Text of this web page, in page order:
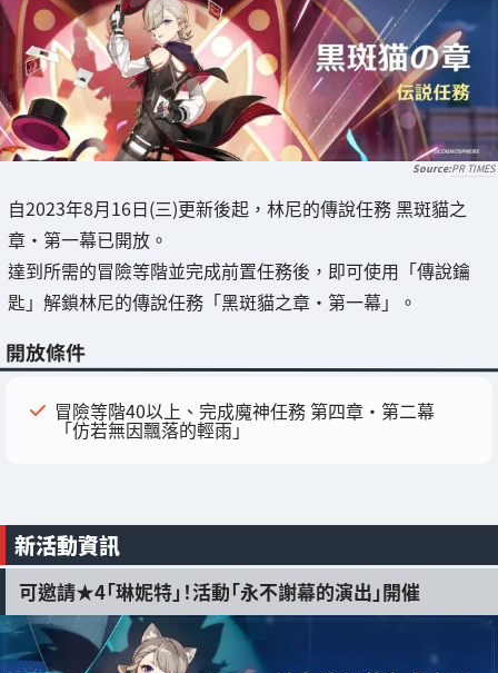
PR TIMES
自2023年8月16日(三)更新後起，林尼的傳說任務 黑斑貓之
章・第一幕已開放。
達到所需的冒險等階並完成前置任務後，即可使用「傳說鑰
匙」解鎖林尼的傳說任務「黑斑貓之章・第一幕」。
開放條件
冒險等階40以上、完成魔神任務 第四章・第二幕
「仿若無因飄落的輕雨」
新活動資訊
可邀請★4「琳妮特」！活動「永不謝幕的演出」開催